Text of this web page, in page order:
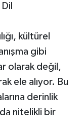
kültürel
gibi
olarak değil,
ele alıyor. Bu
derinlik
nitelikli bir